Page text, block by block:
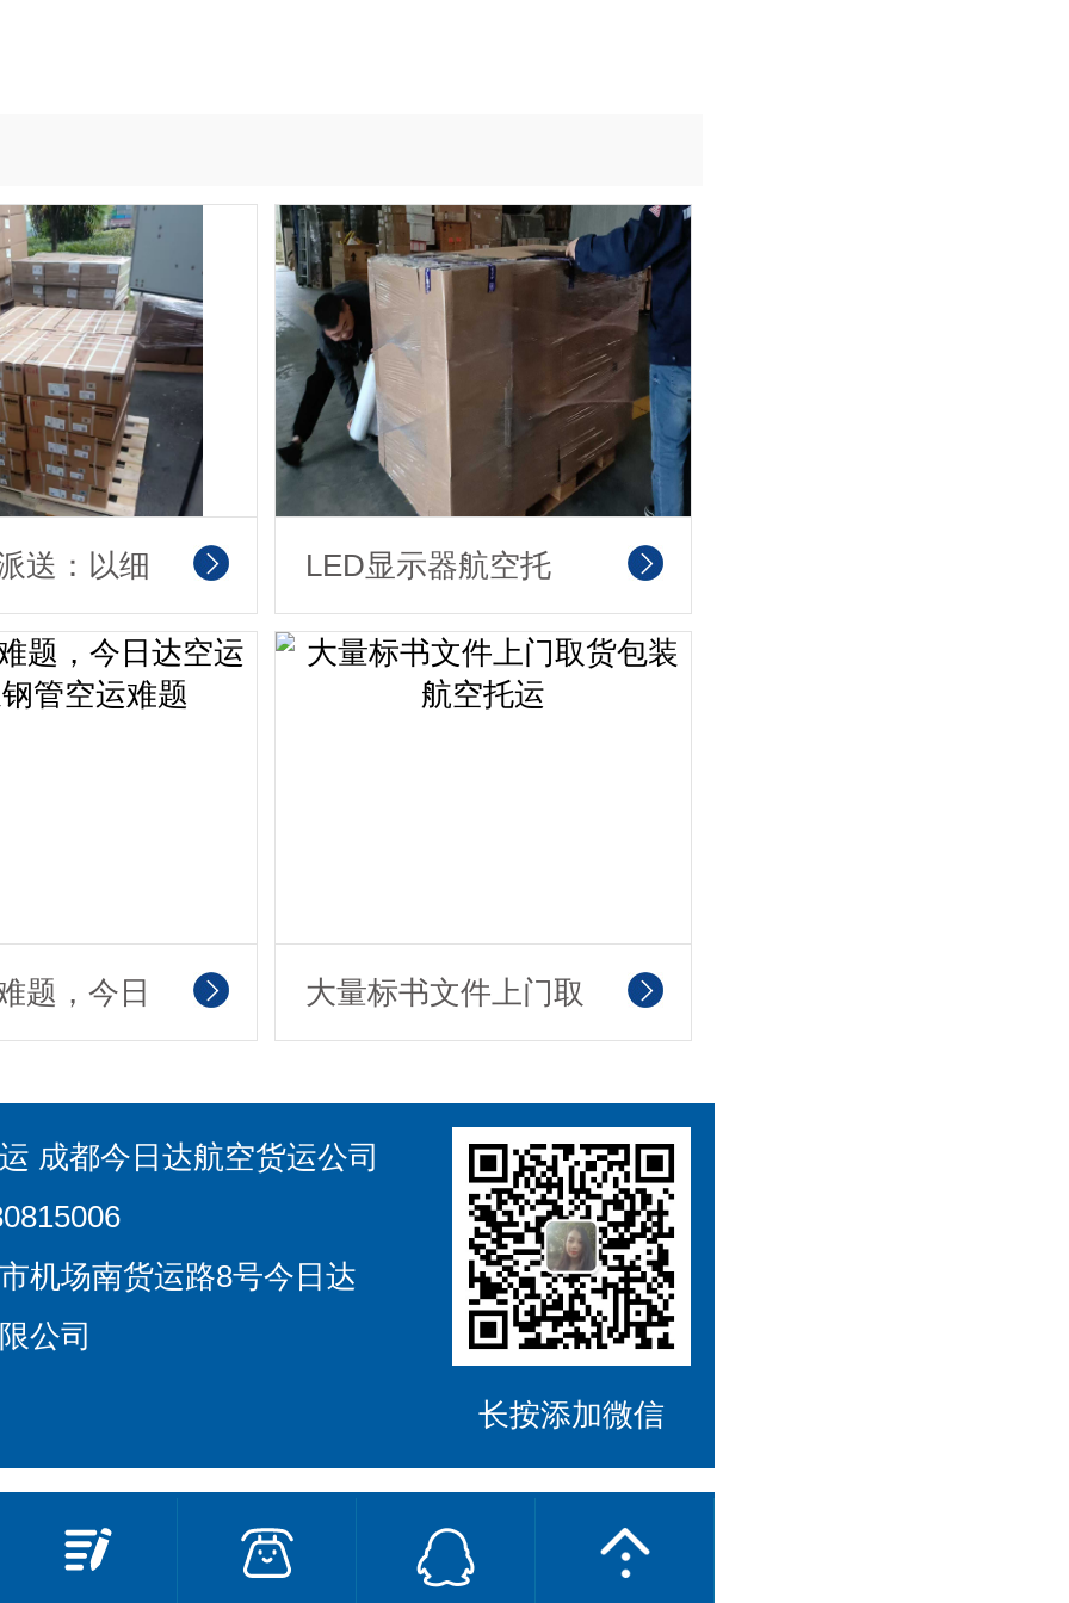
送：以细
今日达让
LED显示器航空托
运，专业防护更安
题，今日 大量标书文件上门取
成都今日达航空货运公司
机场南货运路8号今日达
公司
长按添加微信